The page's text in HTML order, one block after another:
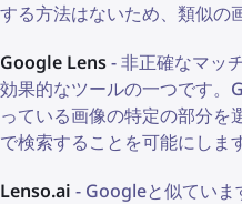
する方法はないため、類似の
Google Lens- 非正確なマッ
効果的なツールの一つです
っている画像の特定の部分を
で検索することを可能にします
Lenso.ai - Googleと似てい